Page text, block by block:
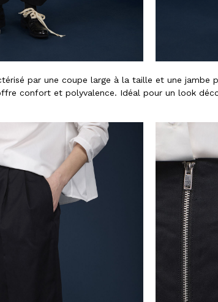
par une coupe large à la taille et une jambe
confort et polyvalence. Idéal pour un look